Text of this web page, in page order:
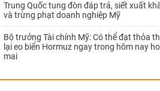
Trung Quốc tung đòn đáp trả, siết xuất
và trừng phạt doanh nghiệp Mỹ
Bộ trưởng Tài chính Mỹ: Có thể đạt thỏa
lại eo biển Hormuz ngay trong hôm nay
mai